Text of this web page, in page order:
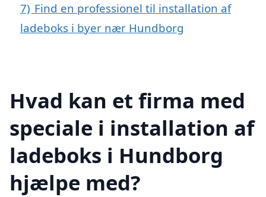
7) Find en professionel til installation af
ladeboks i byer nær Hundborg
Hvad kan et firma med
speciale i installation af
ladeboks i Hundborg
hjælpe med?